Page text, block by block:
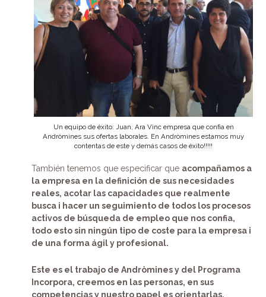
Un equipo de éxito: Juan, Ara Vinc empresa que confia en
Andròmines sus ofertas laborales. En Andròmines estamos muy
contentas de este y demás casos de éxito!!!!!
También tenemos que especificar que acompañamos a
la empresa en la definición de sus necesidades
reales, acotar las capacidades que realmente
busca i hacer un seguimiento de todos los procesos
activos de búsqueda de empleo que nos confia,
todo esto sin ningún tipo de coste para la empresa i
de una forma ágil y profesional.
Este es el trabajo de Andròmines y del Programa
Incorpora, creemos en las personas, en sus
competencias y nuestro papel es orientarlas,